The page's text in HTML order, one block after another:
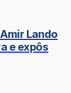
Lando
e expôs